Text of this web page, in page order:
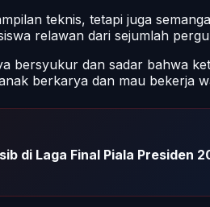
teknis, tetapi juga
relawan dari sejumlah
bersyukur dan sadar bahwa
berkarya dan mau bekerja
di Laga Final Piala Presiden